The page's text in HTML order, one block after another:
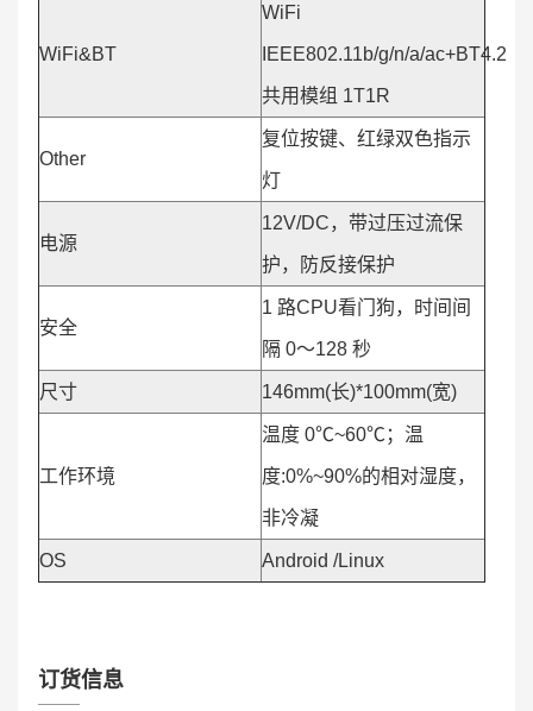
WiFi&BT
WiFi
IEEE802.11b/g/n/a/ac+BT4.2
共用模组 1T1R
Other
复位按键、红绿双色指示
灯
电源
12V/DC，带过压过流保
护，防反接保护
安全
1 路CPU看门狗，时间间
隔 0〜128 秒
尺寸 146mm(长)*100mm(宽)
工作环境
温度 0℃~60℃；温
度:0%~90%的相对湿度，
非冷凝
OS Android /Linux
订货信息